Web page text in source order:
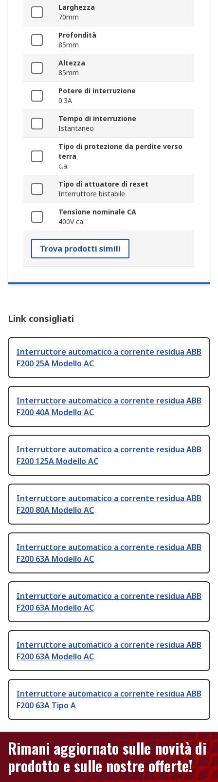
Larghezza
70mm
Profondità
85mm
Altezza
85mm
Potere di interruzione
0.3A
Tempo di interruzione
Istantaneo
Tipo di protezione da perdite verso
terra
c.a.
Tipo di attuatore di reset
Interruttore bistabile
Tensione nominale CA
400V ca
Trova prodotti simili
Link consigliati
Interruttore automatico a corrente residua ABB
F200 25A Modello AC
Interruttore automatico a corrente residua ABB
F200 40A Modello AC
Interruttore automatico a corrente residua ABB
F200 125A Modello AC
Interruttore automatico a corrente residua ABB
F200 80A Modello AC
Interruttore automatico a corrente residua ABB
F200 63A Modello AC
Interruttore automatico a corrente residua ABB
F200 63A Modello AC
Interruttore automatico a corrente residua ABB
F200 63A Modello AC
Interruttore automatico a corrente residua ABB
F200 63A Tipo A
Rimani aggiornato sulle novità di
prodotto e sulle nostre offerte!